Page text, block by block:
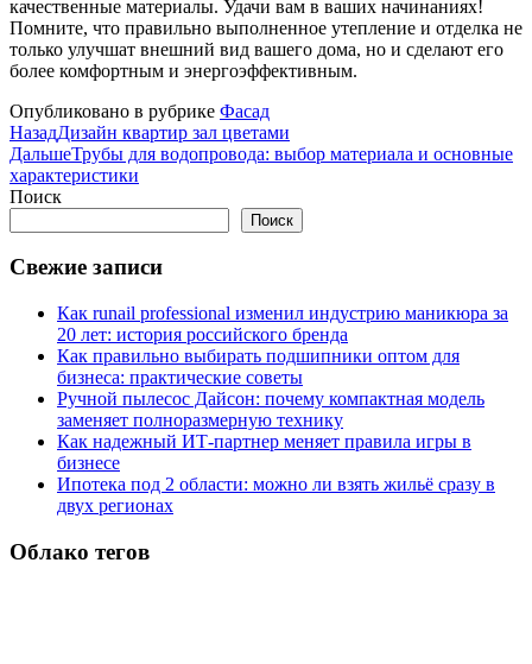
качественные материалы. Удачи вам в ваших начинаниях!
Помните, что правильно выполненное утепление и отделка не
только улучшат внешний вид вашего дома, но и сделают его
более комфортным и энергоэффективным.
Опубликовано в рубрике Фасад
НазадДизайн квартир зал цветами
ДальшеТрубы для водопровода: выбор материала и основные
характеристики
Поиск
Поиск
Свежие записи
Как runail professional изменил индустрию маникюра за
20 лет: история российского бренда
Как правильно выбирать подшипники оптом для
бизнеса: практические советы
Ручной пылесос Дайсон: почему компактная модель
заменяет полноразмерную технику
Как надежный ИТ-партнер меняет правила игры в
бизнесе
Ипотека под 2 области: можно ли взять жильё сразу в
двух регионах
Облако тегов